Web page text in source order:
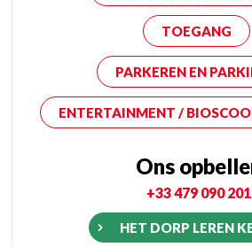
TOEGANG
PARKEREN EN
ENTERTAINMENT /
Ons
+33 479 090 201
HET DORP LEREN